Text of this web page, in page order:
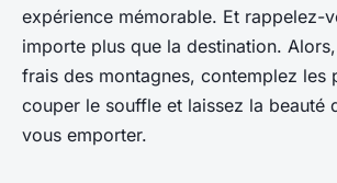
expérience mémorable. Et rappelez-
importe plus que la destination.
frais des montagnes, contemplez les
couper le souffle et laissez la beauté
vous emporter.